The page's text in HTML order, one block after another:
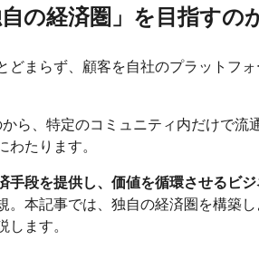
の経済圏」を目指すの
まらず、顧客を自社のプラットフ
ら、特定のコミュニティ内だけで
たります。
段を提供し、価値を循環させるビ
。本記事では、独自の経済圏を構築
ます。